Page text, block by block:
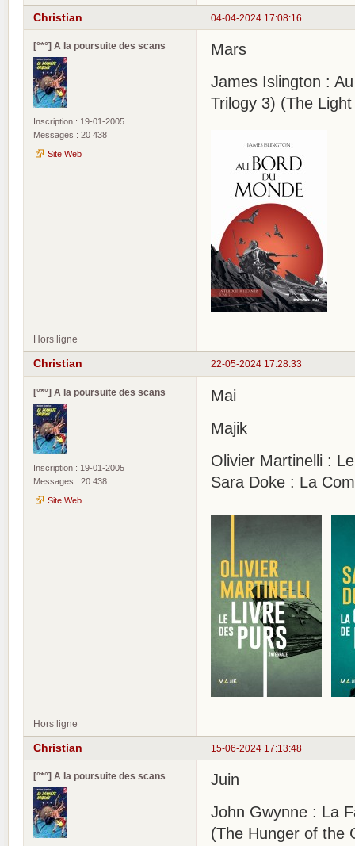
04-04-2024 17:08:16
Christian
[°*°] A la poursuite des scans
Inscription : 19-01-2005
Messages : 20 438
Site Web
Mars
James Islington :
Trilogy 3) (The
Hors ligne
22-05-2024 17:28:33
Christian
[°*°] A la poursuite des scans
Inscription : 19-01-2005
Messages : 20 438
Site Web
Mai
Majik
Olivier Martinelli :
Sara Doke : La
Hors ligne
15-06-2024 17:13:48
Christian
[°*°] A la poursuite des scans
Juin
John Gwynne : La
(The Hunger of the